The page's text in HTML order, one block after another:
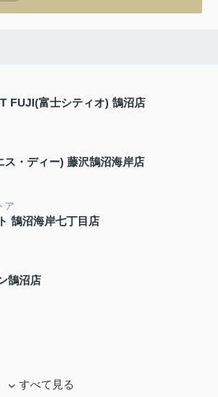
FUJI(富士シティオ) 鵠沼店
ス・ディー) 藤沢鵠沼海岸店
ア
鵠沼海岸七丁目店
鵠沼店
すべて見る